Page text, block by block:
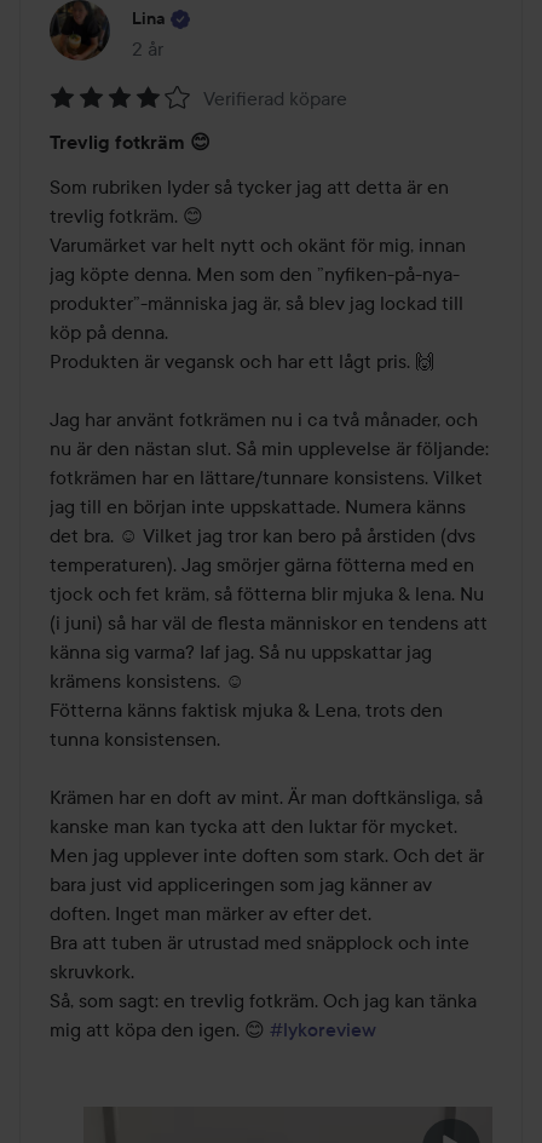
Lina
2 år
Inlägget skapades 2 år
4
av
5
Verifierad köpare
Trevlig fotkräm 😊
Som rubriken lyder så tycker jag att detta är en
trevlig fotkräm. 😊
Varumärket var helt nytt och okänt för mig, innan
jag köpte denna. Men som den ”nyfiken-på-nya-
produkter”-människa jag är, så blev jag lockad till
köp på denna.
Produkten är vegansk och har ett lågt pris. 🙌
Jag har använt fotkrämen nu i ca två månader, och
nu är den nästan slut. Så min upplevelse är följande:
fotkrämen har en lättare/tunnare konsistens. Vilket
jag till en början inte uppskattade. Numera känns
det bra. ☺️ Vilket jag tror kan bero på årstiden (dvs
temperaturen). Jag smörjer gärna fötterna med en
tjock och fet kräm, så fötterna blir mjuka & lena. Nu
(i juni) så har väl de flesta människor en tendens att
känna sig varma? Iaf jag. Så nu uppskattar jag
krämens konsistens. ☺️
Fötterna känns faktisk mjuka & Lena, trots den
tunna konsistensen.
Krämen har en doft av mint. Är man doftkänsliga, så
kanske man kan tycka att den luktar för mycket.
Men jag upplever inte doften som stark. Och det är
bara just vid appliceringen som jag känner av
doften. Inget man märker av efter det.
Bra att tuben är utrustad med snäpplock och inte
skruvkork.
Så, som sagt: en trevlig fotkräm. Och jag kan tänka
mig att köpa den igen. 😊 #lykoreview